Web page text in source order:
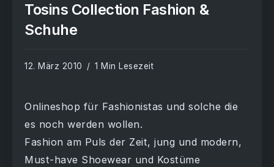
Tosins Collection Fashion &
Schuhe
12. März 2010 1 Min Lesezeit
Onlineshop für Fashionistas und solche die
es noch werden wollen.
Fashion am Puls der Zeit, jung und modern,
Must-have Shoewear und Kostüme